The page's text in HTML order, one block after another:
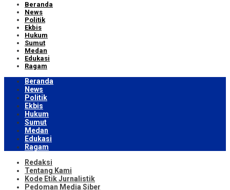
Beranda
News
Politik
Ekbis
Hukum
Sumut
Medan
Edukasi
Ragam
Beranda
News
Politik
Ekbis
Hukum
Sumut
Medan
Edukasi
Ragam
Redaksi
Tentang Kami
Kode Etik Jurnalistik
Pedoman Media Siber